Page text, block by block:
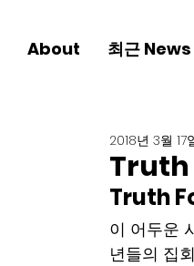
About 최근 News
Truth
2018년 3월 17
Truth
이 어두운
년들의 집